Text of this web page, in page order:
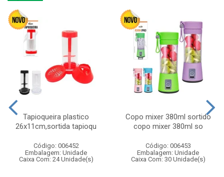
Tapioqueira plastico
26x11cm,sortida tapioqu
Código: 006452
Embalagem: Unidade
Caixa Com: 24 Unidade(s)
Copo mixer 380ml sortido
copo mixer 380ml so
Código: 006453
Embalagem: Unidade
Caixa Com: 30 Unidade(s)